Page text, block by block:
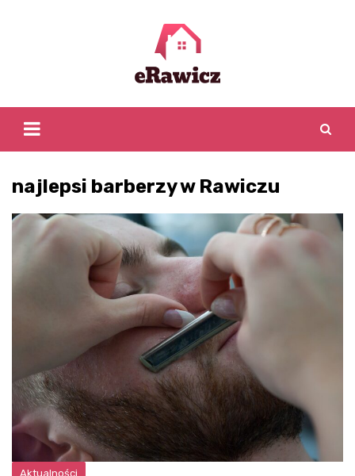
najlepsi barberzy w Rawiczu
Aktualności